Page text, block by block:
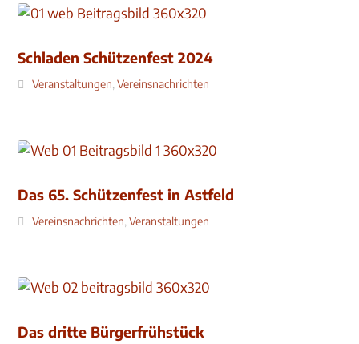
Schladen Schützenfest 2024
Veranstaltungen,Vereinsnachrichten
Das 65. Schützenfest in Astfeld
Vereinsnachrichten,Veranstaltungen
Das dritte Bürgerfrühstück